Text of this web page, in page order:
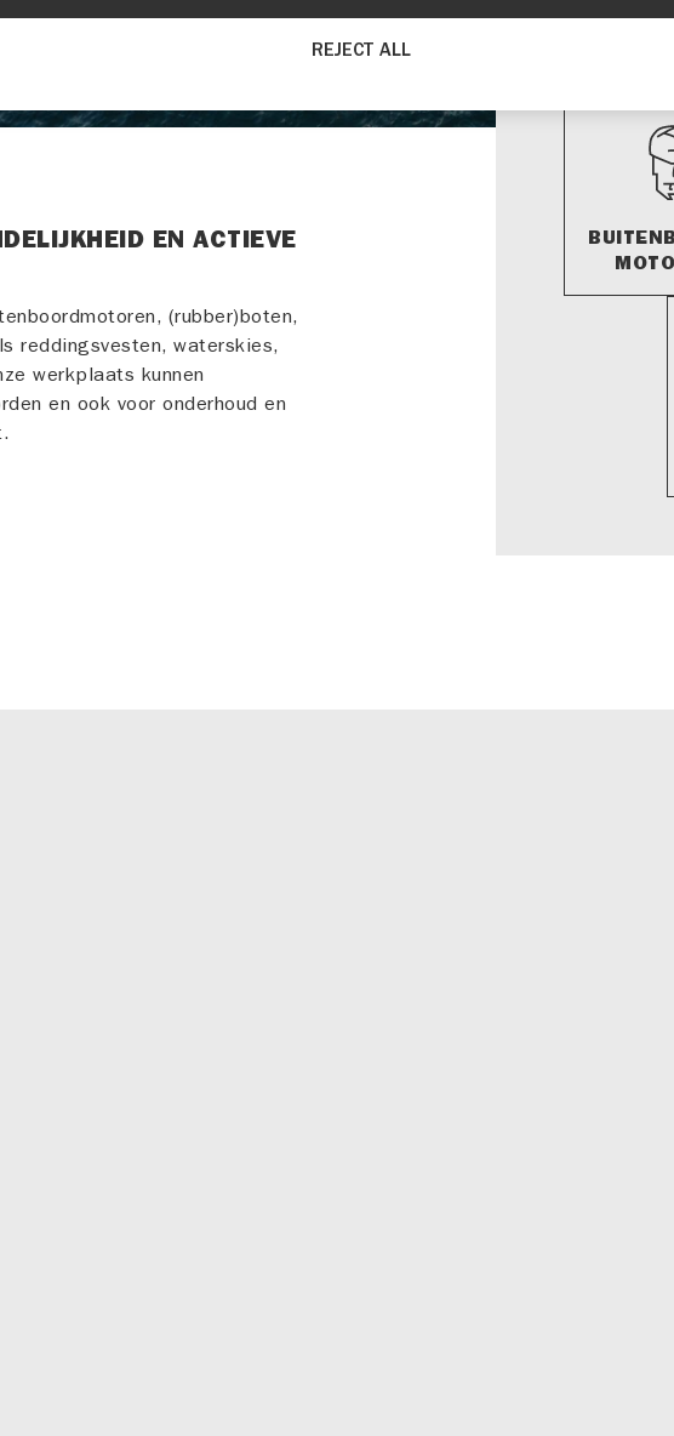
EN ACTIEVE
(rubber)boten,
reddingsvesten, waterskies,
werkplaats kunnen
en ook voor onderhoud en
REJECT ALL